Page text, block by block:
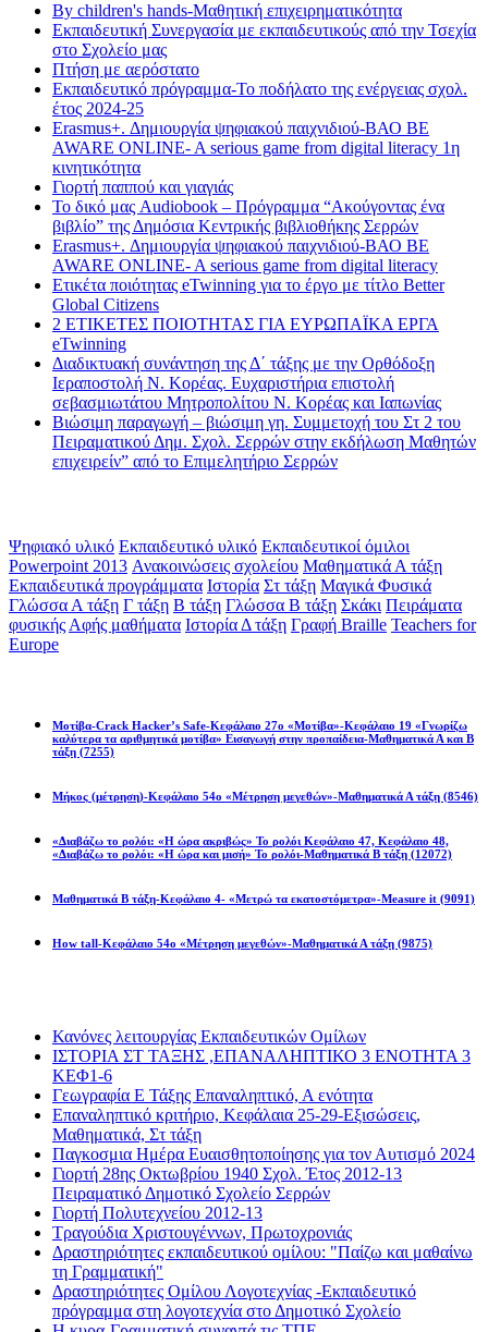
By children's hands-Μαθητική επιχειρηματικότητα
Εκπαιδευτική Συνεργασία με εκπαιδευτικούς από την Τσεχία
στο Σχολείο μας
Πτήση με αερόστατο
Εκπαιδευτικό πρόγραμμα-Το ποδήλατο της ενέργειας σχολ.
έτος 2024-25
Erasmus+. Δημιουργία ψηφιακού παιχνιδιού-ΒΑΟ BE
AWARE ONLINE- A serious game from digital literacy 1η
κινητικότητα
Γιορτή παππού και γιαγιάς
Το δικό μας Audiobook – Πρόγραμμα “Ακούγοντας ένα
βιβλίο” της Δημόσια Κεντρικής βιβλιοθήκης Σερρών
Erasmus+. Δημιουργία ψηφιακού παιχνιδιού-ΒΑΟ BE
AWARE ONLINE- A serious game from digital literacy
Ετικέτα ποιότητας eTwinning για το έργο με τίτλο Better
Global Citizens
2 ΕΤΙΚΕΤΕΣ ΠΟΙΟΤΗΤΑΣ ΓΙΑ ΕΥΡΩΠΑΪΚΑ ΕΡΓΑ
eTwinning
Διαδικτυακή συνάντηση της Δ΄ τάξης με την Ορθόδοξη
Ιεραποστολή Ν. Κορέας. Ευχαριστήρια επιστολή
σεβασμιωτάτου Μητροπολίτου Ν. Κορέας και Ιαπωνίας
Βιώσιμη παραγωγή – βιώσιμη γη. Συμμετοχή του Στ 2 του
Πειραματικού Δημ. Σχολ. Σερρών στην εκδήλωση Μαθητών
επιχειρείν” από το Επιμελητήριο Σερρών
Ψηφιακό υλικό Εκπαιδευτικό υλικό Εκπαιδευτικοί όμιλοι
Powerpoint 2013 Ανακοινώσεις σχολείου Μαθηματικά Α τάξη
Εκπαιδευτικά προγράμματα Ιστορία Στ τάξη Μαγικά Φυσικά
Γλώσσα Α τάξη Γ τάξη Β τάξη Γλώσσα Β τάξη Σκάκι Πειράματα
φυσικής Αφής μαθήματα Ιστορία Δ τάξη Γραφή Braille Teachers for
Europe
Μοτίβα-Crack Hacker’s Safe-Κεφάλαιο 27ο «Μοτίβα»-Κεφάλαιο 19 «Γνωρίζω
καλύτερα τα αριθμητικά μοτίβα» Εισαγωγή στην προπαίδεια-Μαθηματικά Α και Β
τάξη (7255)
Μήκος (μέτρηση)-Κεφάλαιο 54ο «Μέτρηση μεγεθών»-Μαθηματικά Α τάξη (8546)
«Διαβάζω το ρολόι: «Η ώρα ακριβώς» Το ρολόι Κεφάλαιο 47, Κεφάλαιο 48,
«Διαβάζω το ρολόι: «Η ώρα και μισή» Το ρολόι-Μαθηματικά Β τάξη (12072)
Μαθηματικά Β τάξη-Κεφάλαιο 4- «Μετρώ τα εκατοστόμετρα»-Measure it (9091)
How tall-Κεφάλαιο 54ο «Μέτρηση μεγεθών»-Μαθηματικά Α τάξη (9875)
Κανόνες λειτουργίας Εκπαιδευτικών Ομίλων
ΙΣΤΟΡΙΑ ΣΤ ΤΑΞΗΣ ,ΕΠΑΝΑΛΗΠΤΙΚΟ 3 ΕΝΟΤΗΤΑ 3
ΚΕΦ1-6
Γεωγραφία Ε Τάξης Επαναληπτικό, Α ενότητα
Επαναληπτικό κριτήριο, Κεφάλαια 25-29-Εξισώσεις,
Μαθηματικά, Στ τάξη
Παγκοσμια Ημέρα Ευαισθητοποίησης για τον Αυτισμό 2024
Γιορτή 28ης Οκτωβρίου 1940 Σχολ. Έτος 2012-13
Πειραματικό Δημοτικό Σχολείο Σερρών
Γιορτή Πολυτεχνείου 2012-13
Τραγούδια Χριστουγέννων, Πρωτοχρονιάς
Δραστηριότητες εκπαιδευτικού ομίλου: "Παίζω και μαθαίνω
τη Γραμματική"
Δραστηριότητες Ομίλου Λογοτεχνίας -Εκπαιδευτικό
πρόγραμμα στη λογοτεχνία στο Δημοτικό Σχολείο